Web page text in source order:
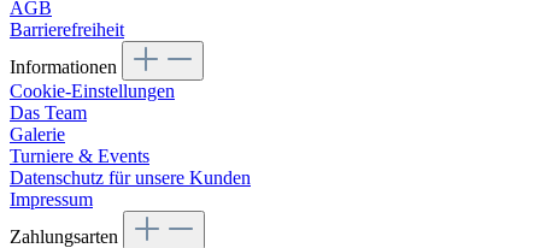
AGB
Barrierefreiheit
Informationen
Cookie-Einstellungen
Das Team
Galerie
Turniere & Events
Datenschutz für unsere Kunden
Impressum
Zahlungsarten